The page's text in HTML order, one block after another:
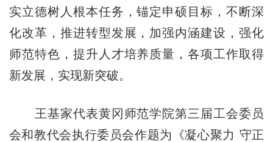
实立德树人根本任务，锚定申硕目标，不断深
化改革，推进转型发展，加强内涵建设，强化
师范特色，提升人才培养质量，各项工作取得
新发展，实现新突破。
王基家代表黄冈师范学院第三届工会委员
会和教代会执行委员会作题为《凝心聚力 守正